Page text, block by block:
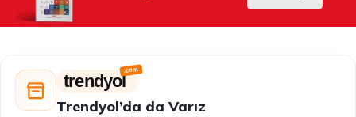
trendyol
Trendyol’da da Varız